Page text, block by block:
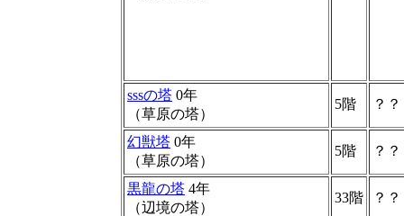
sssの塔 0年
（草原の塔）
5階 ？
幻獣塔 0年
（草原の塔）
5階 ？
黒龍の塔 4年
（辺境の塔）
33階 ？